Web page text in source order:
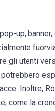
up,
gli utenti
Inoltre,
come la